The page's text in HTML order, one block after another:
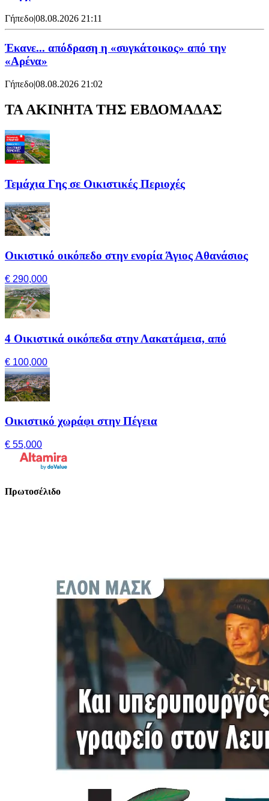
Γήπεδο|08.08.2026 21:11
Έκανε... απόδραση η «συγκάτοικος» από την
«Αρένα»
Γήπεδο|08.08.2026 21:02
ΤΑ ΑΚΙΝΗΤΑ ΤΗΣ ΕΒΔΟΜΑΔΑΣ
Τεμάχια Γης σε Οικιστικές Περιοχές
Οικιστικό οικόπεδο στην ενορία Άγιος Αθανάσιος
€ 290,000
4 Οικιστικά οικόπεδα στην Λακατάμεια, από
€ 100,000
Οικιστικό χωράφι στην Πέγεια
€ 55,000
Πρωτοσέλιδο